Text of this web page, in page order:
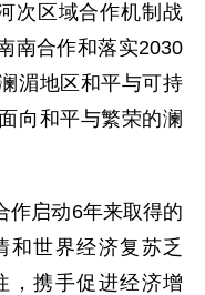
次区域合作机制战
南合作和落实2030
湄地区和平与可持
向和平与繁荣的澜
启动6年来取得的
和世界经济复苏乏
，携手促进经济增